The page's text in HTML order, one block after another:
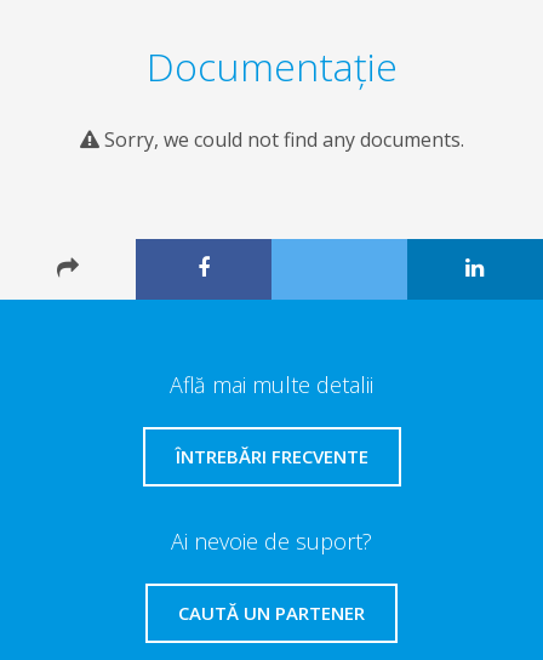
Documentaţie
Sorry, we could not find any documents.
Află mai multe detalii
ÎNTREBĂRI FRECVENTE
Ai nevoie de suport?
CAUTĂ UN PARTENER